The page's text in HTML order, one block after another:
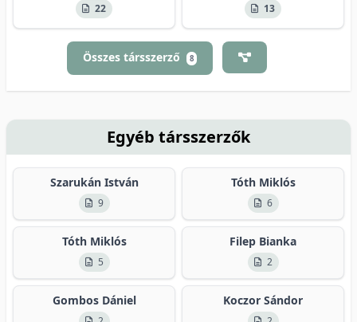
22 13
Összes társszerző 8
Egyéb társszerzők
Szarukán István
9
Tóth Miklós
6
Tóth Miklós
5
Filep Bianka
2
Gombos Dániel Koczor Sándor